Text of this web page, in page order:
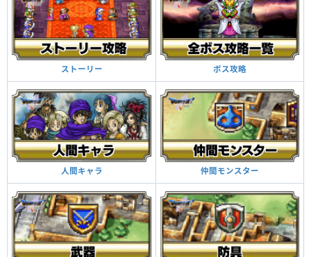
ストーリー ボス攻略
人間キャラ 仲間モンスター